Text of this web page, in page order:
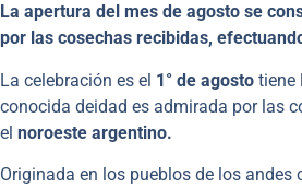
La apertura del mes de agosto se
por las cosechas recibidas,
La celebración es el 1° de agosto tiene
conocida deidad es admirada por las
el noroeste argentino.
Originada en los pueblos de los andes